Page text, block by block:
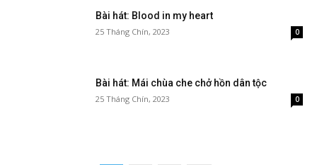
Bài hát: Blood in my heart
25 Tháng Chín, 2023 0
Bài hát: Mái chùa che chở hồn dân tộc
25 Tháng Chín, 2023 0